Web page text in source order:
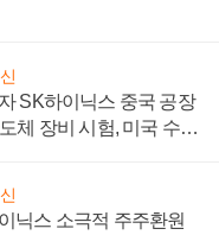
SK하이닉스 중국 공장
체 장비 시험, 미국 수출
닉스 소극적 주주환원